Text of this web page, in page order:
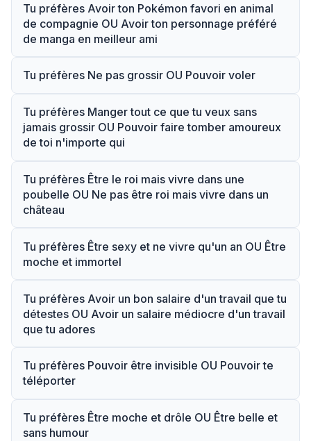
Tu préfères Avoir ton Pokémon favori en animal
de compagnie OU Avoir ton personnage préféré
de manga en meilleur ami
Tu préfères Ne pas grossir OU Pouvoir voler
Tu préfères Manger tout ce que tu veux sans
jamais grossir OU Pouvoir faire tomber amoureux
de toi n'importe qui
Tu préfères Être le roi mais vivre dans une
poubelle OU Ne pas être roi mais vivre dans un
château
Tu préfères Être sexy et ne vivre qu'un an OU Être
moche et immortel
Tu préfères Avoir un bon salaire d'un travail que tu
détestes OU Avoir un salaire médiocre d'un travail
que tu adores
Tu préfères Pouvoir être invisible OU Pouvoir te
téléporter
Tu préfères Être moche et drôle OU Être belle et
sans humour